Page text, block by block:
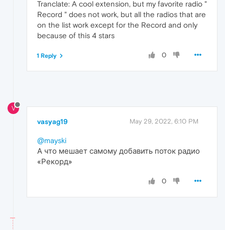
Tranclate: A cool extension, but my favorite radio "
Record " does not work, but all the radios that are
on the list work except for the Record and only
because of this 4 stars
0
1 Reply
V
vasyag19 May 29, 2022, 6:10 PM
@mayski
А что мешает самому добавить поток радио
«Рекорд»
0